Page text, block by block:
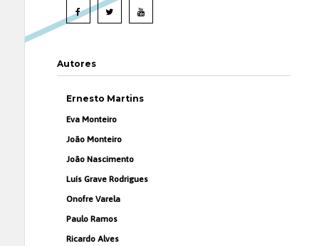
Autores
Ernesto Martins
Eva Monteiro
João Monteiro
João Nascimento
Luís Grave Rodrigues
Onofre Varela
Paulo Ramos
Ricardo Alves